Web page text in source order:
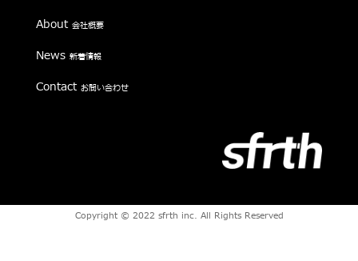
About 会社概要
News 新着情報
Contact お問い合わせ
Copyright © 2022 sfrth inc. All Rights Reserved